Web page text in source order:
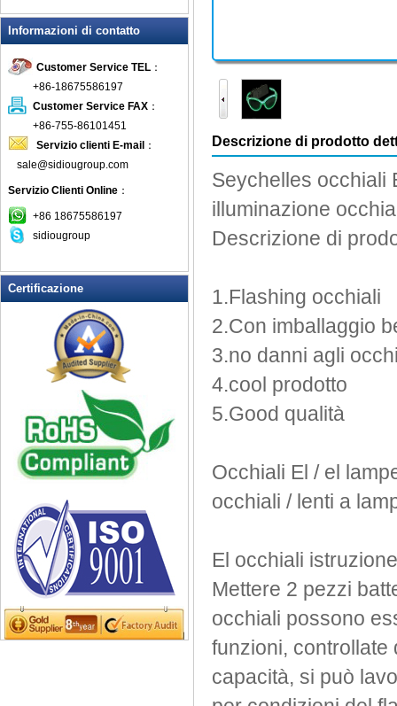
Up novità
Glow Bracciali
Glow Sticks
Ice Bucket LED
Lampeggiante Anello
Lampeggiante boccali di birra
Lampeggiante Collana
Lampeggiante doccia rubinetto
Lampeggiante Fan Mini
Lampeggiante Frisbee
Lampeggiante Opener Vino
lampeggiante orologio
Lampeggiante Pin magnetico
Lampeggiante Posacenere
Lampeggiante T-shirt
LED lampeggiante Balls
sole
LED lampeggiante tazza
LED portachiavi Apribottiglie
LED Tea Candle Light
LED Up Coltelli
LED Up Cucchiaio
Light Up Candela
Light Up Forks
Light Up Penne
Light Up Swizzle
Informazioni di contatto
Customer Service TEL ：
+86-18675586197
Customer Service FAX ：
+86-755-86101451
Servizio clienti E-mail ：
sale@sidiougroup.com
Servizio Clienti Online ：
+86 18675586197
sidiougroup
Certificazione
Descrizione di prodotto
Seychelles occhiali
illuminazione
Descrizione di
1.Flashing occhiali
2.Con imballaggio
3.no danni agli
4.cool prodotto
5.Good qualità
Occhiali El / el
occhiali / lenti a
El occhiali
Mettere 2 pezzi
occhiali possono
funzioni, controllate
capacità, si può